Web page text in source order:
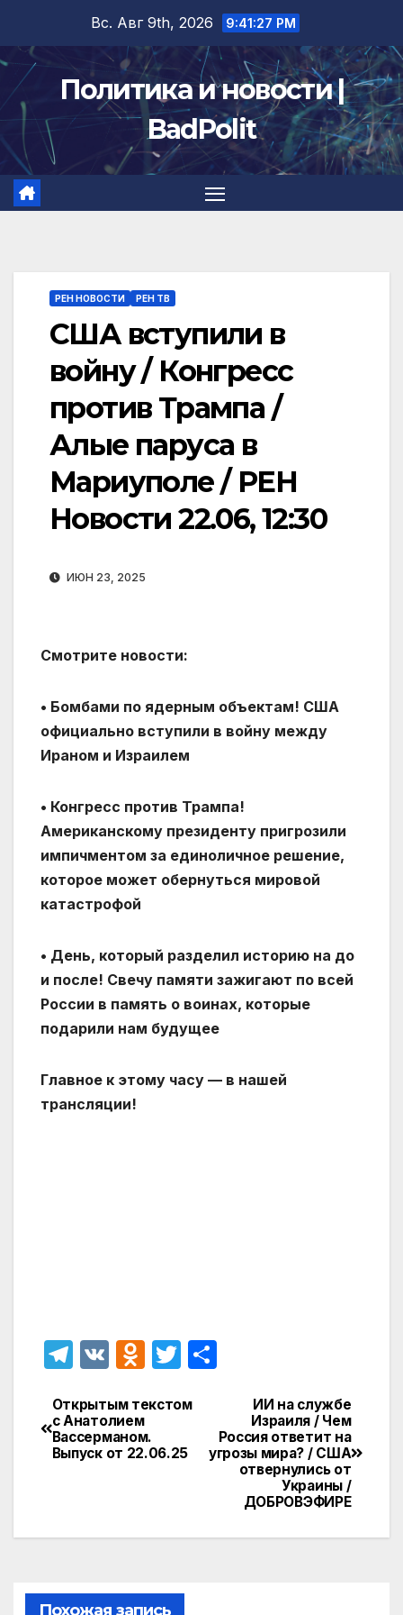
содержимому
Вс. Авг 9th, 2026 9:41:28 PM
Политика и новости |
BadPolit
РЕН НОВОСТИ РЕН ТВ
США вступили в
войну / Конгресс
против Трампа /
Алые паруса в
Мариуполе / РЕН
Новости 22.06, 12:30
ИЮН 23, 2025
Смотрите новости:
• Бомбами по ядерным объектам! США
официально вступили в войну между
Ираном и Израилем
• Конгресс против Трампа!
Американскому президенту пригрозили
импичментом за единоличное решение,
которое может обернуться мировой
катастрофой
• День, который разделил историю на до
и после! Свечу памяти зажигают по всей
России в память о воинах, которые
подарили нам будущее
Главное к этому часу — в нашей
трансляции!
T
e
gr
a
V
O
n
o
kl
ni
T
itt
er
р
а
Навигация
по
ИИ на службе
Израиля / Чем
Россия ответит на
угрозы мира? / США
отвернулись от
Украины /
ДОБРОВЭФИРЕ
Открытым текстом
с Анатолием
Вассерманом.
Выпуск от 22.06.25
Похожая запись